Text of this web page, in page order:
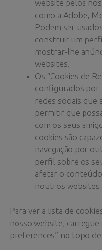
website pelos
como a Adobe,
Podem ser
construir um
mostrar-lhe
websites.
Os “Cookies de
configurados por
redes sociais que
permitir que
com os seus
cookies são
navegação por
perfil sobre os
afetar o conteúdo
noutros websites
Para ver a lista de
nosso website, carregue
preferences” no topo